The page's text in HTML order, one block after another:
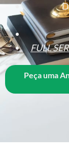
FULL
Peça uma